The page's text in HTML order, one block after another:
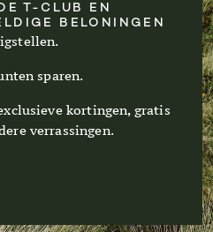
T-CLUB EN
BELONINGEN
sparen.
kortingen, gratis
verrassingen.